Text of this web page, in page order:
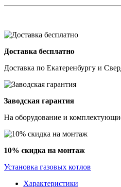
Доставка бесплатно
Доставка по Екатеренбургу и
Заводская гарантия
На оборудование и
10% скидка на монтаж
Установка газовых котлов
Характеристики